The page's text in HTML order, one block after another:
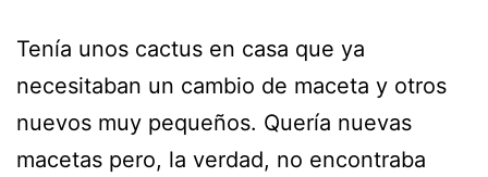
Tenía unos cactus en casa que ya
necesitaban un cambio de maceta y otros
nuevos muy pequeños. Quería nuevas
macetas pero, la verdad, no encontraba